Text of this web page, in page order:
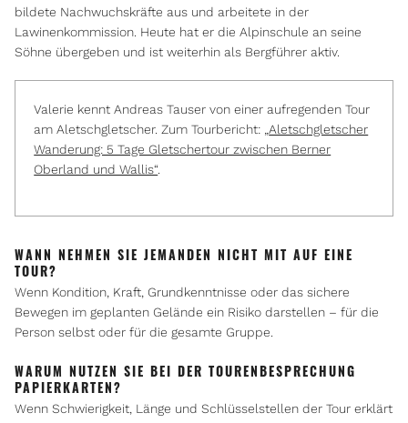
bildete Nachwuchskräfte aus und arbeitete in der
Lawinenkommission. Heute hat er die Alpinschule an seine
Söhne übergeben und ist weiterhin als Bergführer aktiv.
Valerie kennt Andreas Tauser von einer aufregenden Tour
am Aletschgletscher. Zum Tourbericht: „Aletschgletscher
Wanderung: 5 Tage Gletschertour zwischen Berner
Oberland und Wallis“.
WANN NEHMEN SIE JEMANDEN NICHT MIT AUF EINE
TOUR?
Wenn Kondition, Kraft, Grundkenntnisse oder das sichere
Bewegen im geplanten Gelände ein Risiko darstellen – für die
Person selbst oder für die gesamte Gruppe.
WARUM NUTZEN SIE BEI DER TOURENBESPRECHUNG
PAPIERKARTEN?
Wenn Schwierigkeit, Länge und Schlüsselstellen der Tour erklärt